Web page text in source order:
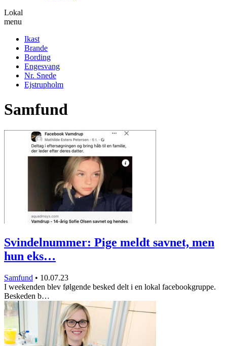
Lokal
menu
Ikast
Brande
Bording
Engesvang
Nr. Snede
Ejstrupholm
Samfund
Svindelnummer: Pige meldt savnet, men
hun eks…
Samfund • 10.07.23
I weekenden blev følgende besked delt i en lokal facebookgruppe.
Beskeden b…